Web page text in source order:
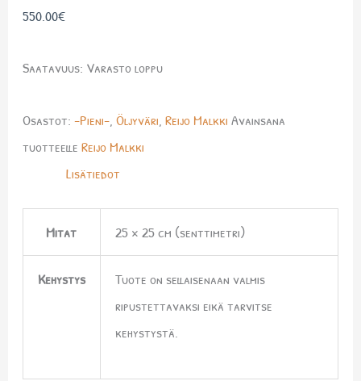
550.00€
Saatavuus: Varasto loppu
Osastot: -Pieni-, Öljyväri, Reijo Malkki Avainsana
tuotteelle Reijo Malkki
Lisätiedot
Mitat 25 × 25 cm (senttimetri)
Kehystys
Tuote on sellaisenaan valmis
ripustettavaksi eikä tarvitse
kehystystä.